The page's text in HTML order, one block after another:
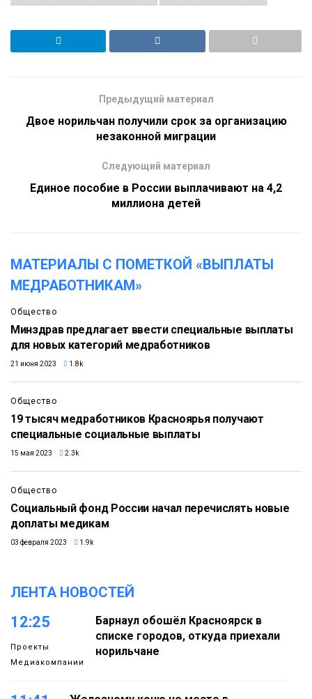
Предыдущий материал
Двое норильчан получили срок за организацию
незаконной миграции
Следующий материал
Единое пособие в России выплачивают на 4,2
миллиона детей
МАТЕРИАЛЫ С ПОМЕТКОЙ «ВЫПЛАТЫ
МЕДРАБОТНИКАМ»
Общество
Минздрав предлагает ввести специальные выплаты
для новых категорий медработников
21 июня 2023 1.8k
Общество
19 тысяч медработников Красноярья получают
специальные социальные выплаты
15 мая 2023 2.3k
Общество
Социальный фонд России начал перечислять новые
доплаты медикам
03 февраля 2023 1.9k
ЛЕНТА НОВОСТЕЙ
12:25
Проекты
Медиакомпании
Барнаул обошёл Красноярск в
списке городов, откуда приехали
норильчане